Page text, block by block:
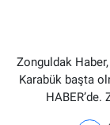
Zonguldak
Karabük başta
HABER’de.